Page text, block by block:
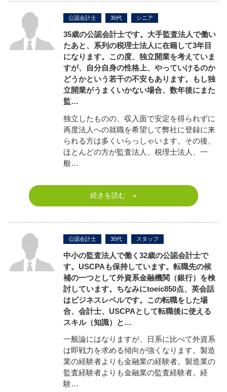
公認会計士 30代 シニア
35歳の公認会計士です。大手監査法人で働い
たあと、系列の税理士法人に在籍して3年目
になります。この度、独立開業を考えていま
すが、自分自身の性格上、やっていけるのか
どうかという若干の不安もあります。もし独
立開業がうまくいかない場合、数年後にまた
監…
独立したものの、収入面で安定を得られずに
再度法人への就職を希望して弊社に登録に来
られる方は多くいらっしゃいます。その後、
ほとんどの方が監査法人、税理士法人、一
般…
続きを読む »
公認会計士 30代 スタッフ
中小の監査法人で働く32歳の公認会計士で
す。USCPAも保持しています。転職先の候
補の一つとして外資系金融機関（銀行）を検
討しています。ちなみにtoeic850点、英会話
はビジネスレベルです。この転職をした場
合、会計士、USCPAとして転職後に使える
スキル（知識）と…
一般論にはなりますが、日系に比べて外資系
は即戦力を求める傾向が強くなります。製造
業の経験者よりも金融業の経験者。製造業の
監査経験者よりも金融業の監査経験者。経
験…